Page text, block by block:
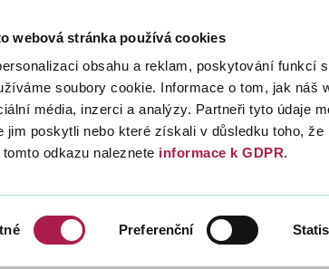
webová stránka používá cookies
obsahu a reklam, poskytování funkcí
soubory cookie. Informace o tom, jak náš
média, inzerci a analýzy. Partneři tyto údaje
jim poskytli nebo které získali v důsledku toho, že
tomto odkazu naleznete informace k GDPR.
Preferenční
Finanční správa Daně